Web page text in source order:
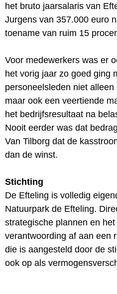
het bruto jaarsalaris van
Jurgens van 357.000 euro
toename van ruim 15
Voor medewerkers was er
het vorig jaar zo goed ging
personeelsleden niet
maar ook een veertiende
het bedrijfsresultaat na
Nooit eerder was dat
Van Tilborg dat de
dan de winst.
Stichting
De Efteling is volledig
Natuurpark de Efteling.
strategische plannen en
verantwoording af aan een
die is aangesteld door de
ook op als